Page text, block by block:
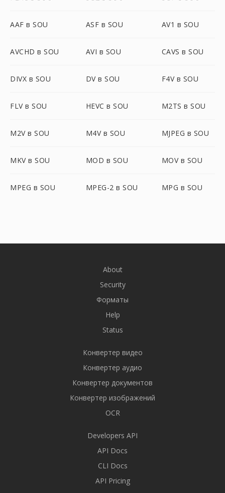
AAF в SOU ASF в SOU AV1 в SOU
AVCHD в SOU AVI в SOU CAVS в SOU
DIVX в SOU DV в SOU F4V в SOU
FLV в SOU HEVC в SOU M2TS в SOU
M2V в SOU M4V в SOU MJPEG в SOU
MKV в SOU MOD в SOU MOV в SOU
MPEG в SOU MPEG-2 в SOU MPG в SOU
About
Security
Форматы
Help
Status
Конвертер видео
Конвертер аудио
Конвертер документов
Конвертер изображений
OCR
Developers API
API Docs
CLI Docs
API Pricing